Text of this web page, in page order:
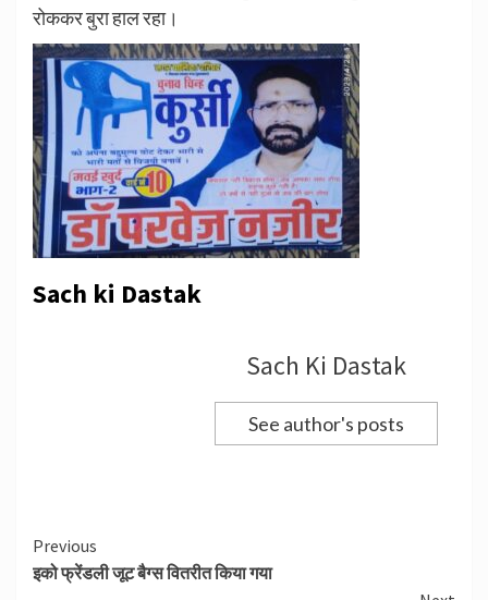
रोककर बुरा हाल रहा।
Sach ki Dastak
Sach Ki Dastak
See author's posts
Continue
Reading
Previous
इको फ्रेंडली जूट बैग्स वितरीत किया गया